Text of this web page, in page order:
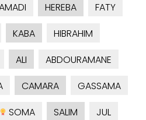
HEREBA
FATY
KABA
HIBRAHIM
ALI
ABDOURAMANE
CAMARA
GASSAMA
SOMA SALIM
JUL